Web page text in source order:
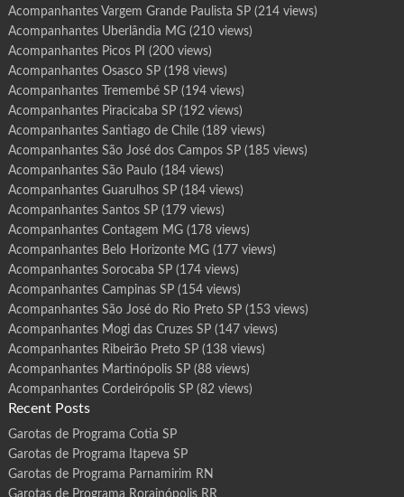
Acompanhantes Vargem Grande Paulista SP(214 views)
Acompanhantes Uberlândia MG(210 views)
Acompanhantes Picos PI (200 views)
Acompanhantes Osasco SP(198 views)
Acompanhantes Tremembé SP(194 views)
Acompanhantes Piracicaba SP(192 views)
Acompanhantes Santiago de Chile(189 views)
Acompanhantes São José dos Campos SP(185 views)
Acompanhantes São Paulo(184 views)
Acompanhantes Guarulhos SP(184 views)
Acompanhantes Santos SP(179 views)
Acompanhantes Contagem MG(178 views)
Acompanhantes Belo Horizonte MG(177 views)
Acompanhantes Sorocaba SP(174 views)
Acompanhantes Campinas SP(154 views)
Acompanhantes São José do Rio Preto SP(153 views)
Acompanhantes Mogi das Cruzes SP(147 views)
Acompanhantes Ribeirão Preto SP(138 views)
Acompanhantes Martinópolis SP(88 views)
Acompanhantes Cordeirópolis SP(82 views)
Recent Posts
Garotas de Programa Cotia SP
Garotas de Programa Itapeva SP
Garotas de Programa Parnamirim RN